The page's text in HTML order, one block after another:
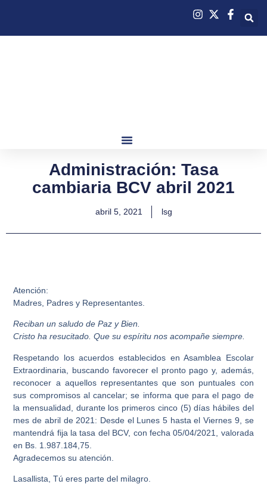
Administración: Tasa
cambiaria BCV abril 2021
abril 5, 2021 lsg
Atención:
Madres, Padres y Representantes.
Reciban un saludo de Paz y Bien.
Cristo ha resucitado. Que su espíritu nos acompañe siempre.
Respetando los acuerdos establecidos en Asamblea Escolar
Extraordinaria, buscando favorecer el pronto pago y, además,
reconocer a aquellos representantes que son puntuales con
sus compromisos al cancelar; se informa que para el pago de
la mensualidad,
durante los primeros cinco (5) días hábiles del
mes de abril de 2021: Desde el Lunes 5 hasta el Viernes 9, se
mantendrá fija la tasa del BCV, con fecha 05/04/2021, valorada
en Bs. 1.987.184,75.
Agradecemos su atención.
Lasallista, Tú eres parte del milagro.